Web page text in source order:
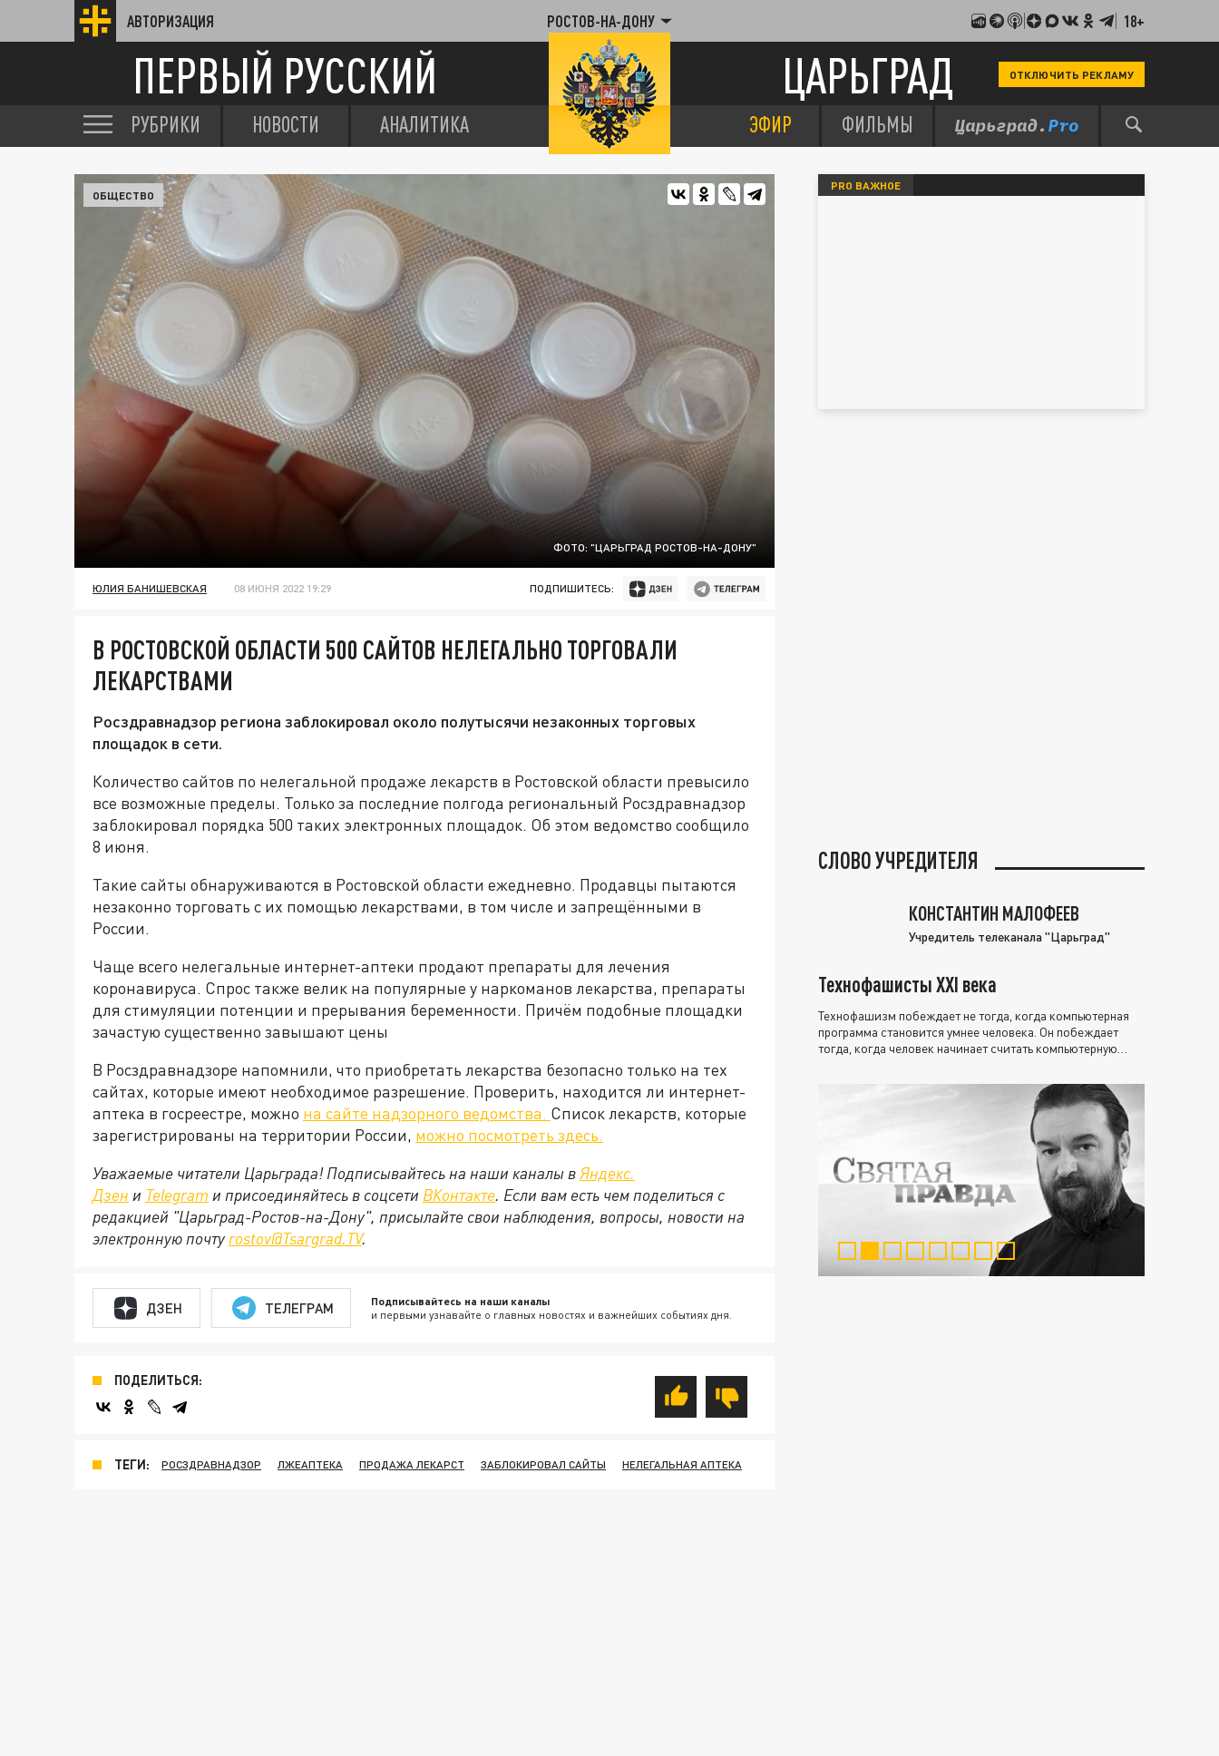
АВТОРИЗАЦИЯ РОСТОВ-НА-ДОНУ 18+
ПЕРВЫЙ РУССКИЙ ЦАРЬГРАД ОТКЛЮЧИТЬ РЕКЛАМУ
РУБРИКИ НОВОСТИ АНАЛИТИКА ЭФИР ФИЛЬМЫ
ФОТО: "ЦАРЬГРАД РОСТОВ-НА-ДОНУ"
ОБЩЕСТВО
ЮЛИЯ БАНИШЕВСКАЯ 08 ИЮНЯ 2022 19:29 ПОДПИШИТЕСЬ:
В РОСТОВСКОЙ ОБЛАСТИ 500 САЙТОВ НЕЛЕГАЛЬНО ТОРГОВАЛИ
ЛЕКАРСТВАМИ
Росздравнадзор региона заблокировал около полутысячи незаконных торговых
площадок в сети.
Количество сайтов по нелегальной продаже лекарств в Ростовской области превысило
все возможные пределы. Только за последние полгода региональный Росздравнадзор
заблокировал порядка 500 таких электронных площадок. Об этом ведомство сообщило
8 июня.
Такие сайты обнаруживаются в Ростовской области ежедневно. Продавцы пытаются
незаконно торговать с их помощью лекарствами, в том числе и запрещёнными в
России.
Чаще всего нелегальные интернет-аптеки продают препараты для лечения
коронавируса. Спрос также велик на популярные у наркоманов лекарства, препараты
для стимуляции потенции и прерывания беременности. Причём подобные площадки
зачастую существенно завышают цены
В Росздравнадзоре напомнили, что приобретать лекарства безопасно только на тех
сайтах, которые имеют необходимое разрешение. Проверить, находится ли интернет-
аптека в госреестре, можно на сайте надзорного ведомства. Список лекарств, которые
зарегистрированы на территории России, можно посмотреть здесь.
Уважаемые читатели Царьграда! Подписывайтесь на наши каналы вЯндекс.
Дзен и Telegram и присоединяйтесь в соцсети ВКонтакте. Если вам есть чем поделиться с
редакцией "Царьград-Ростов-на-Дону", присылайте свои наблюдения, вопросы, новости на
электронную почту rostov@Tsargrad.ТV.
ДЗЕН ТЕЛЕГРАМ Подписывайтесь на наши каналы
и первыми узнавайте о главных новостях и важнейших событиях дня.
ПОДЕЛИТЬСЯ:
ТЕГИ: РОСЗДРАВНАДЗОР ЛЖЕАПТЕКА ПРОДАЖА ЛЕКАРСТ ЗАБЛОКИРОВАЛ САЙТЫ НЕЛЕГАЛЬНАЯ АПТЕКА
PRO ВАЖНОЕ
СЛОВО УЧРЕДИТЕЛЯ
КОНСТАНТИН МАЛОФЕЕВ
Учредитель телеканала "Царьград"
Технофашисты XXI века
Технофашизм побеждает не тогда, когда компьютерная
программа становится умнее человека. Он побеждает
тогда, когда человек начинает считать компьютерную